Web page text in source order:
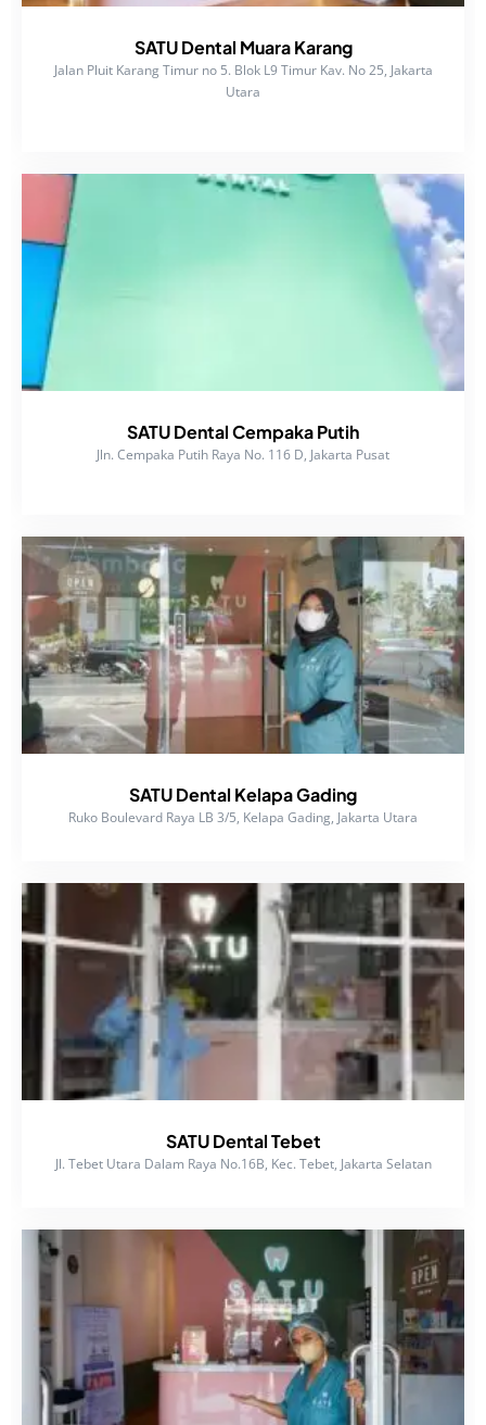
SATU Dental Muara Karang
Jalan Pluit Karang Timur no 5. Blok L9 Timur Kav. No 25, Jakarta
Utara
SATU Dental Cempaka Putih
Jln. Cempaka Putih Raya No. 116 D, Jakarta Pusat
SATU Dental Kelapa Gading
Ruko Boulevard Raya LB 3/5, Kelapa Gading, Jakarta Utara
SATU Dental Tebet
Jl. Tebet Utara Dalam Raya No.16B, Kec. Tebet, Jakarta Selatan